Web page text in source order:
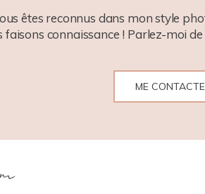
êtes reconnus dans mon style
faisons connaissance ! Parlez-moi
ME